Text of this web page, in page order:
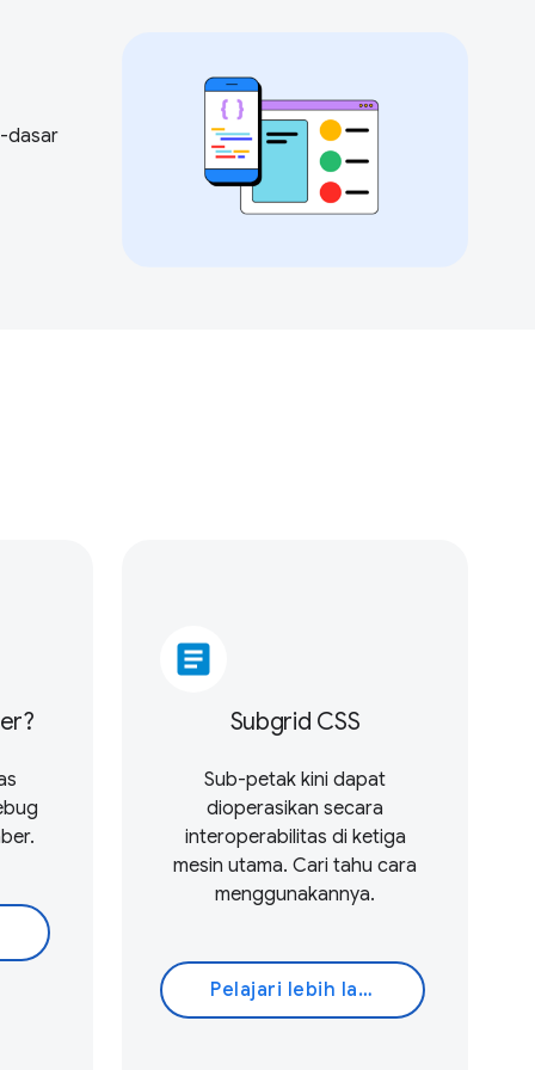
dasar
article
Subgrid CSS
Sub-petak kini dapat
dioperasikan secara
interoperabilitas di ketiga
mesin utama. Cari tahu cara
menggunakannya.
Pelajari lebih lanjut